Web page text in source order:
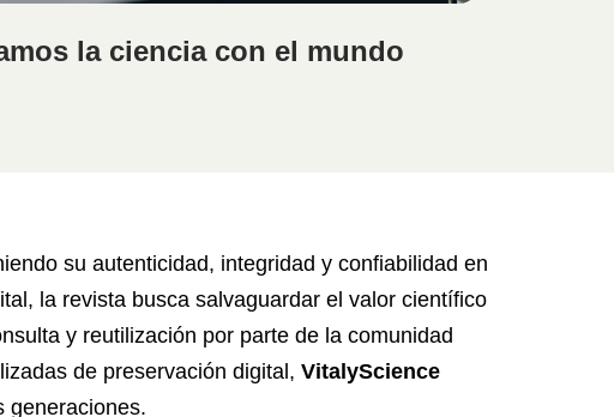
la ciencia con el mundo
su autenticidad, integridad y confiabilidad en
la revista busca salvaguardar el valor científico
y reutilización por parte de la comunidad
de preservación digital, VitalyScience
generaciones.